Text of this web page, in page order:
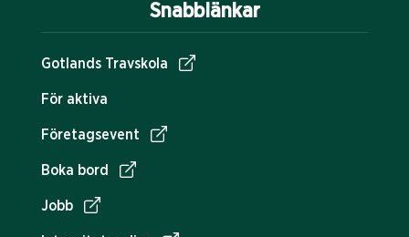
Snabblänkar
Gotlands Travskola
För aktiva
Företagsevent
Boka bord
Jobb